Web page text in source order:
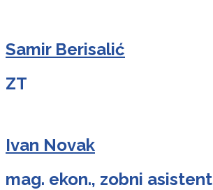
Samir Berisalić
ZT
Ivan Novak
mag. ekon., zobni asistent